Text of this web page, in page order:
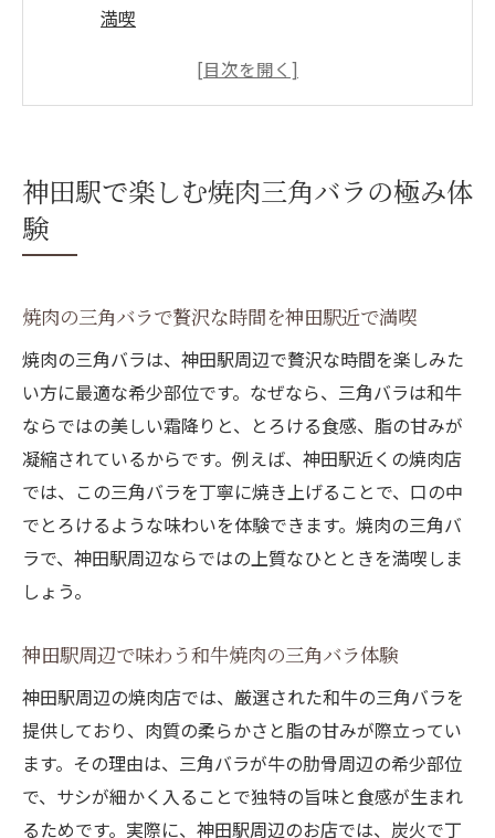
満喫
神田駅周辺で味わう和牛焼肉の三角バラ体
焼肉三角バラが人気の秘密と神田駅の魅力
神田駅で三角バラを楽しむ焼肉体験のコツ
焼肉の三角バラが持つ独自の肉質と脂の美
味しさ
和牛焼肉の希少部位三角バラが注目される
理由
三角バラを焼肉で楽しむ上で知っておきた
い特徴
焼肉三角バラの味わい深さを知るためのポ
イント
焼肉のプロが語る三角バラの美味しさの秘
密
三角バラの部位を知れば焼肉がさらに美味しく
神田駅で楽しむ焼肉三角バラの極み体
験
焼肉の三角バラで贅沢な時間を神田駅近で満喫
焼肉の三角バラは、神田駅周辺で贅沢な時間を楽しみた
い方に最適な希少部位です。なぜなら、三角バラは和牛
ならではの美しい霜降りと、とろける食感、脂の甘みが
凝縮されているからです。例えば、神田駅近くの焼肉店
では、この三角バラを丁寧に焼き上げることで、口の中
でとろけるような味わいを体験できます。焼肉の三角バ
ラで、神田駅周辺ならではの上質なひとときを満喫しま
しょう。
神田駅周辺で味わう和牛焼肉の三角バラ体験
神田駅周辺の焼肉店では、厳選された和牛の三角バラを
提供しており、肉質の柔らかさと脂の甘みが際立ってい
ます。その理由は、三角バラが牛の肋骨周辺の希少部位
で、サシが細かく入ることで独特の旨味と食感が生まれ
るためです。実際に、神田駅周辺のお店では、炭火で丁